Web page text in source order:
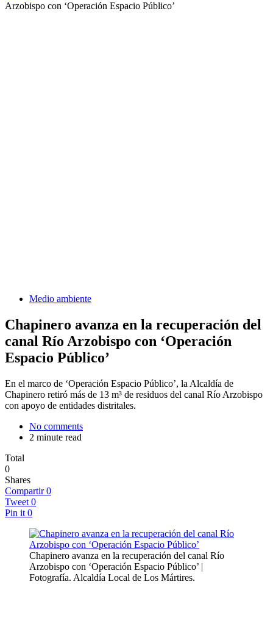
Arzobispo con ‘Operación Espacio Público’
Medio ambiente
Chapinero avanza en la recuperación del
canal Río Arzobispo con ‘Operación
Espacio Público’
En el marco de ‘Operación Espacio Público’, la Alcaldía de
Chapinero retiró más de 13 m³ de residuos del canal Río Arzobispo
con apoyo de entidades distritales.
No comments
2 minute read
Total
0
Shares
Compartir 0
Tweet 0
Pin it 0
Chapinero avanza en la recuperación del canal Río
Arzobispo con ‘Operación Espacio Público’ |
Fotografía. Alcaldía Local de Los Mártires.